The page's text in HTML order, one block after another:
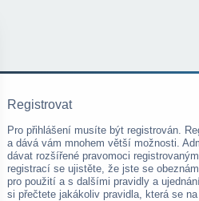
Registrovat
Pro přihlášení musíte být registrován.
a dává vám mnohem větší možnosti.
dávat rozšířené pravomoci
registrací se ujistěte, že jste se
pro použití a s dalšími pravidly a
si přečtete jakákoliv pravidla, která se